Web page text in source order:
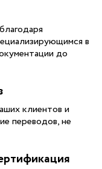
в
до
клиентов и
переводов, не